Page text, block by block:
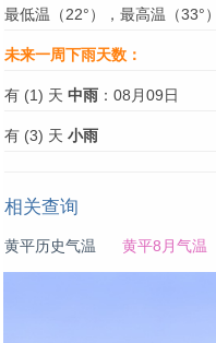
最低温（22°），最高温（33°）
未来一周下雨天数：
有 (1) 天 中雨 ：08月09日
有 (3) 天 小雨
相关查询
黄平历史气温 黄平8月气温